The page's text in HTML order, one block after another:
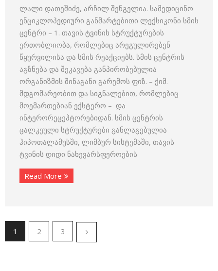
ლალი დათეშიძე, არჩილ შენგელია. სამედიცინო
ენციკლოპედიური განმარტებითი ლექსიკონი სმის
ცენტრი – 1. თავის ტვინის სტრუქტურების
ერთობლიობა, რომლებიც არეგულირებენ
წყურვილისა და სმის რეაქციებს. სმის ცენტრის
აგზნება და შეკავება განპირობებულია
ორგანიზმის შინაგანი გარემოს ფიზ. – ქიმ.
მდგომარეობით და სიგნალებით, რომლებიც
მოემართებიან ექსტერო – და
ინტერორეცეპტორებიდან. სმის ცენტრის
ცალკეული სტრუქტურები განლაგებულია
ჰიპოთალამუსში, ლიმბურ სისტემაში, თავის
ტვინის დიდი ნახევარსფეროების
Read More
1 2 3